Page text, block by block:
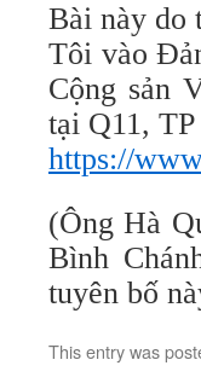
Bài này
Tôi vào
Cộng sản
tại Q11,
https://
(Ông Hà
Bình
tuyên bố
This entry was